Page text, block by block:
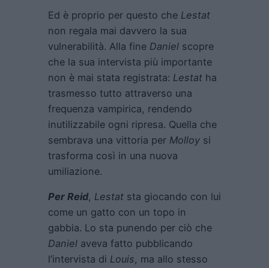
Ed è proprio per questo che Lestat
non regala mai davvero la sua
vulnerabilità. Alla fine Daniel scopre
che la sua intervista più importante
non è mai stata registrata: Lestat ha
trasmesso tutto attraverso una
frequenza vampirica, rendendo
inutilizzabile ogni ripresa. Quella che
sembrava una vittoria per Molloy si
trasforma così in una nuova
umiliazione.
Per Reid, Lestat sta giocando con lui
come un gatto con un topo in
gabbia. Lo sta punendo per ciò che
Daniel aveva fatto pubblicando
l’intervista di Louis, ma allo stesso